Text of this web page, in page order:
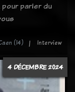
pour parler du
(14) Interview
4 DÉCEMBRE 2024